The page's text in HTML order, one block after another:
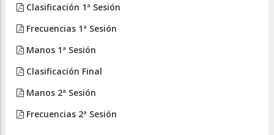
Clasificación 1ª Sesión
Frecuencias 1ª Sesión
Manos 1ª Sesión
Clasificación Final
Manos 2ª Sesión
Frecuencias 2ª Sesión